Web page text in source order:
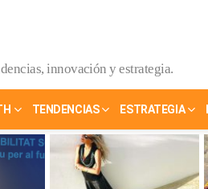
innovación y estrategia.
TENDENCIAS ESTRATEGIA